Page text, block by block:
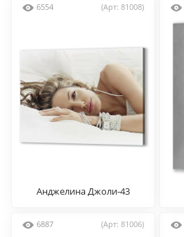
6554 (Арт: 81008)
Анджелина Джоли-43
6887 (Арт: 81006)